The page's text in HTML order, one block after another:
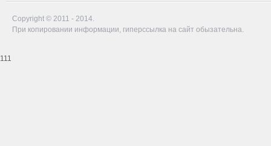
Copyright © 2011 - 2014.
При копировании информации, гиперссылка на сайт обызательна.
111